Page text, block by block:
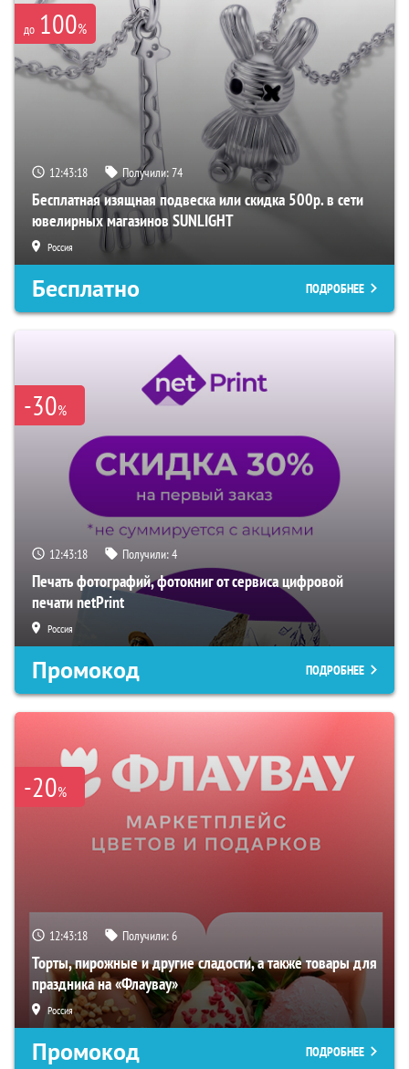
до 100%
12:43:17 Получили:74
Бесплатная изящная подвеска или скидка 500р. в сети
ювелирных магазинов SUNLIGHT
Россия
Бесплатно ПОДРОБНЕЕ
-30%
12:43:17 Получили:4
Печать фотографий, фотокниг от сервиса цифровой
печати netPrint
Россия
Промокод ПОДРОБНЕЕ
-20%
12:43:17 Получили:6
Торты, пирожные и другие сладости, а также товары для
праздника на «Флаувау»
Россия
Промокод ПОДРОБНЕЕ